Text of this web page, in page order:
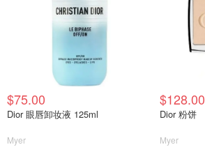
$75.00
Dior 眼唇卸妆液 125ml
Myer
$128.00
Dior 粉饼
Myer